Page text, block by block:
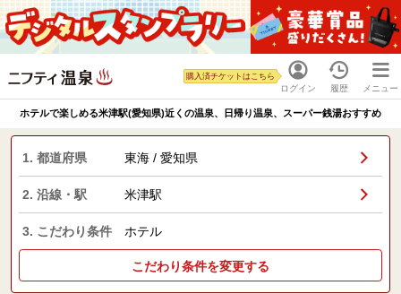
ログイン
購入済チケットはこちら
履歴 メニュー
ホテルで楽しめる米津駅(愛知県)近くの温泉、日帰り温泉、スーパー銭湯おすすめ
1. 都道府県 東海 / 愛知県
2. 沿線・駅 米津駅
3. こだわり条件 ホテル
こだわり条件を変更する